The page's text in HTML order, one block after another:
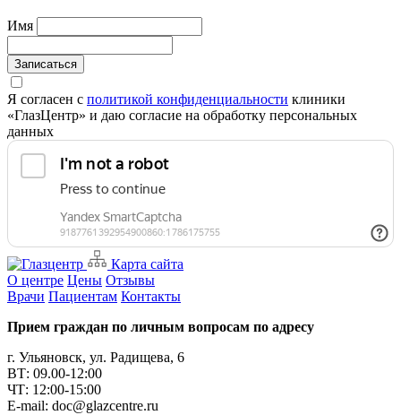
Имя
Записаться
Я согласен с политикой конфиденциальности клиники
«ГлазЦентр» и даю согласие на обработку персональных
данных
Карта сайта
О центре Цены Отзывы
Врачи Пациентам Контакты
Прием граждан по личным вопросам по адресу
г. Ульяновск, ул. Радищева, 6
ВТ: 09.00-12:00
ЧТ: 12:00-15:00
E-mail: doc@glazcentre.ru